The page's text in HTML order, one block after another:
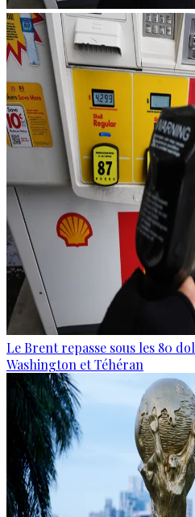
Le Brent repasse sous les 80
Washington et Téhéran